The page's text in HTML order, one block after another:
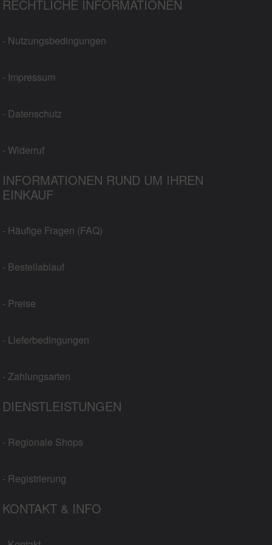
RECHTLICHE INFORMATIONEN
- Nutzungsbedingungen
- Impressum
- Datenschutz
- Widerruf
INFORMATIONEN RUND UM IHREN
EINKAUF
- Häufige Fragen (FAQ)
- Bestellablauf
- Preise
- Lieferbedingungen
- Zahlungsarten
DIENSTLEISTUNGEN
- Regionale Shops
- Registrierung
KONTAKT & INFO